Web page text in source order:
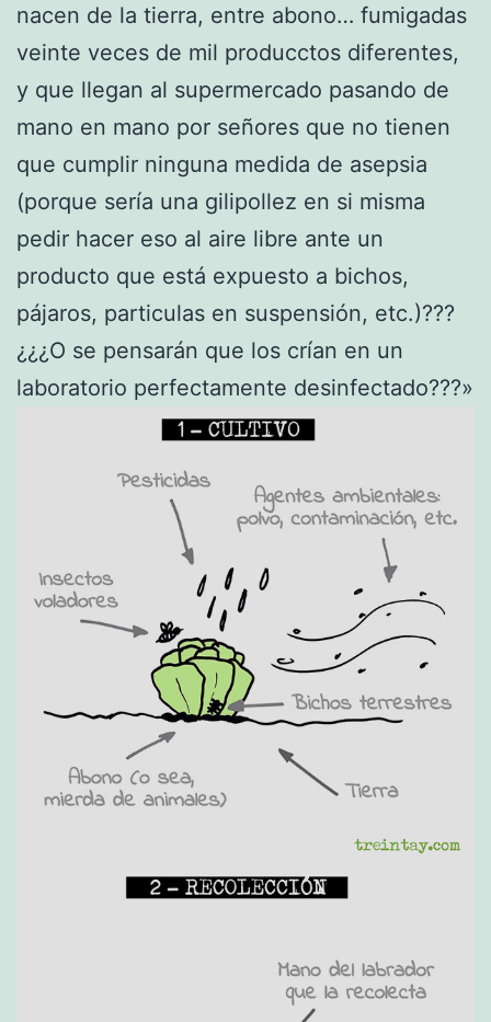
nacen de la tierra, entre abono… fumigadas
veinte veces de mil producctos diferentes,
y que llegan al supermercado pasando de
mano en mano por señores que no tienen
que cumplir ninguna medida de asepsia
(porque sería una gilipollez en si misma
pedir hacer eso al aire libre ante un
producto que está expuesto a bichos,
pájaros, particulas en suspensión, etc.)???
¿¿¿O se pensarán que los crían en un
laboratorio perfectamente desinfectado???»